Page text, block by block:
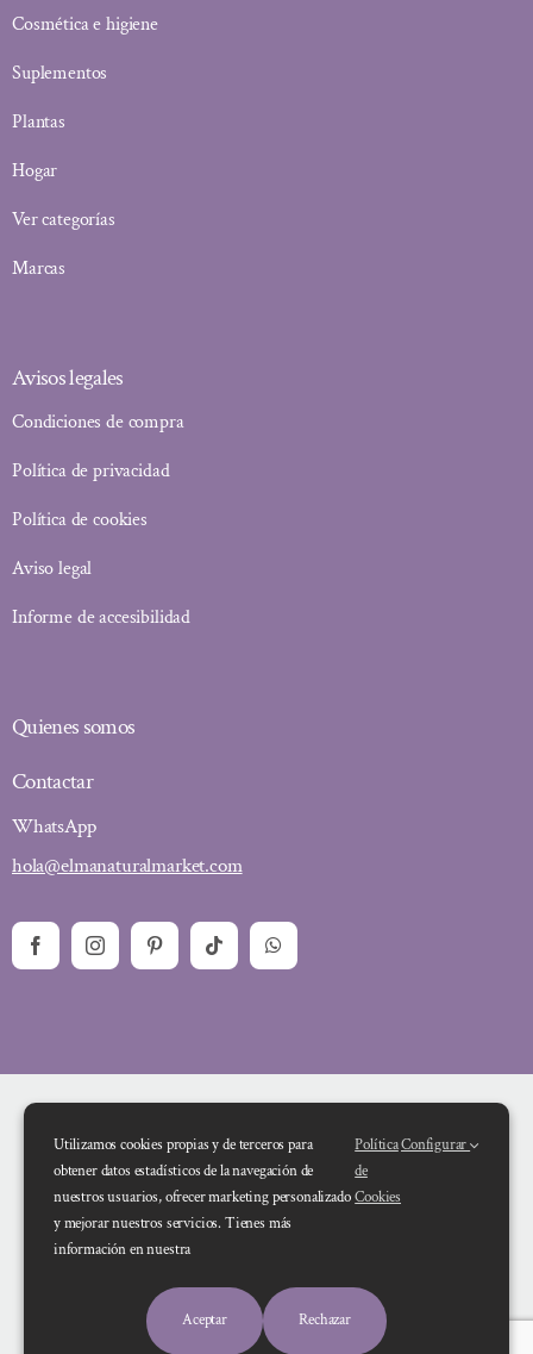
Cosmética e higiene
Suplementos
Plantas
Hogar
Ver categorías
Marcas
Avisos legales
Condiciones de compra
Política de privacidad
Política de cookies
Aviso legal
Informe de accesibilidad
Quienes somos
Contactar
WhatsApp
hola@elmanaturalmarket.com
Financiado por la Unión Europea – NextGenerationEU. Sin embargo, los
autores y no reflejan necesariamente los de la Unión Europea o la Comisión
Europea. Ni la Unión Europea ni la Comisión Europea pueden ser consideradas
Utilizamos cookies propias y de terceros para
obtener datos estadísticos de la navegación de
nuestros usuarios, ofrecer marketing personalizado
y mejorar nuestros servicios. Tienes más
información en nuestra
Política
de
Cookies
Configurar
Aceptar Rechazar